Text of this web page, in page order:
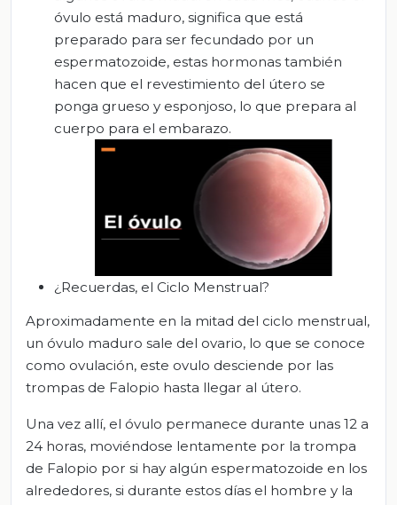
óvulo está maduro, significa que está
preparado para ser fecundado por un
espermatozoide, estas hormonas también
hacen que el revestimiento del útero se
ponga grueso y esponjoso, lo que prepara al
cuerpo para el embarazo.
¿Recuerdas, el Ciclo Menstrual?
Aproximadamente en la mitad del ciclo menstrual,
un óvulo maduro sale del ovario, lo que se conoce
como ovulación, este ovulo desciende por las
trompas de Falopio hasta llegar al útero.
Una vez allí, el óvulo permanece durante unas 12 a
24 horas, moviéndose lentamente por la trompa
de Falopio por si hay algún espermatozoide en los
alrededores, si durante estos días el hombre y la